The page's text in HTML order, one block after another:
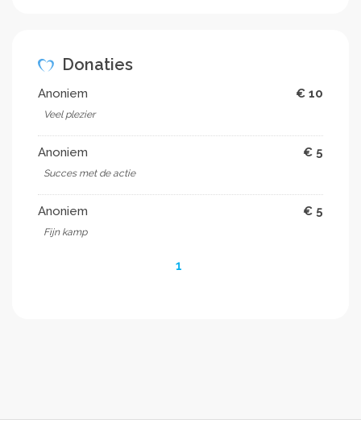
Donaties
Anoniem € 10
Veel plezier
Anoniem € 5
Succes met de actie
Anoniem € 5
Fijn kamp
1